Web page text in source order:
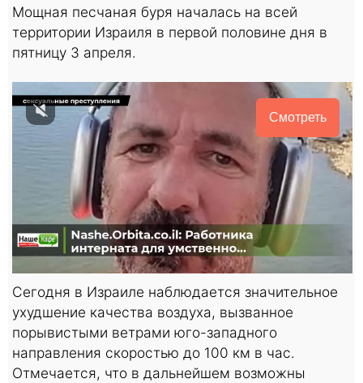
Мощная песчаная буря началась на всей
территории Израиля в первой половине дня в
пятницу 3 апреля.
Смотреть
Сегодня в Израиле наблюдается значительное
ухудшение качества воздуха, вызванное
порывистыми ветрами юго-западного
направления скоростью до 100 км в час.
Отмечается, что в дальнейшем возможны